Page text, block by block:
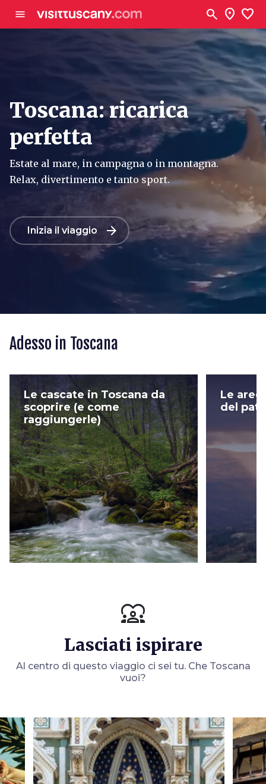
menu search location_on favorite
Toscana: ricarica
perfetta
Estate al mare, in campagna o in montagna.
Relax, divertimento e tanto sport.
Inizia il viaggio arrow_forward
Adesso in Toscana
Le cascate in Toscana da
scoprire (e come
raggiungerle)
Le
del
diversity_1
Lasciati ispirare
Al centro di questo viaggio ci sei tu. Che Toscana
vuoi?